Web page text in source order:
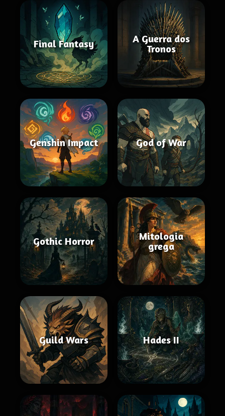
Final Fantasy
A Guerra dos
Tronos
Genshin Impact God of War
Gothic Horror
Mitologia
grega
Guild Wars Hades II